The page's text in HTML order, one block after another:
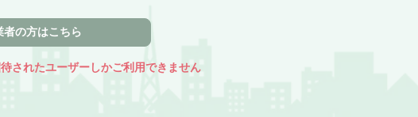
者の方はこちら
されたユーザーしかご利用できません